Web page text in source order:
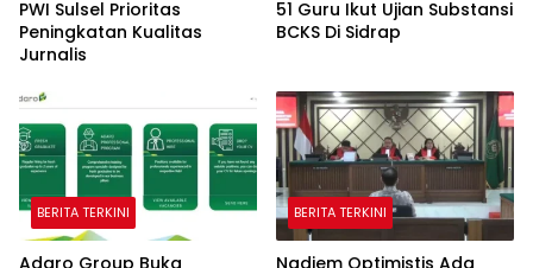
PWI Sulsel Prioritas
Peningkatan Kualitas
Jurnalis
51 Guru Ikut Ujian Substansi
BCKS Di Sidrap
BERITA TERKINI
Adaro Group Buka
BERITA TERKINI
Nadiem Optimistis Ada